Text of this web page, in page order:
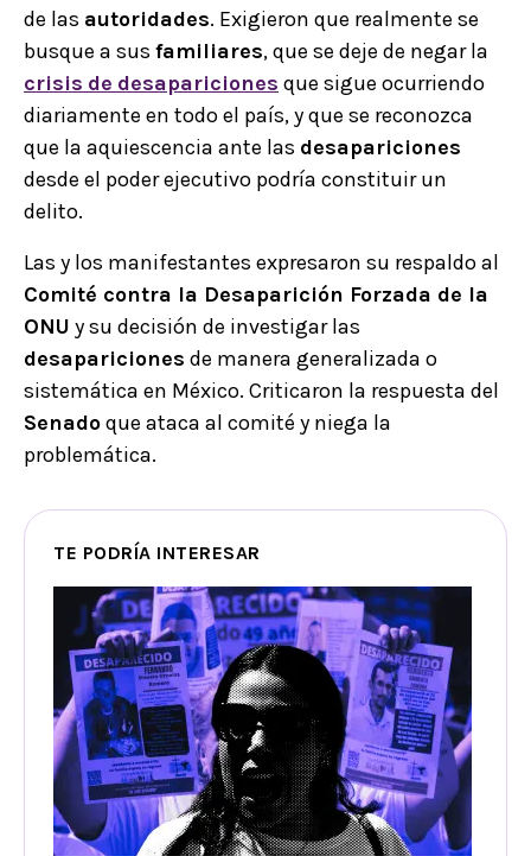
de las autoridades. Exigieron que realmente se
busque a sus familiares, que se deje de negar la
crisis de desapariciones que sigue ocurriendo
diariamente en todo el país, y que se reconozca
que la aquiescencia ante las desapariciones
desde el poder ejecutivo podría constituir un
delito.
Las y los manifestantes expresaron su respaldo al
Comité contra la Desaparición Forzada de la
ONU y su decisión de investigar las
desapariciones de manera generalizada o
sistemática en México. Criticaron la respuesta del
Senadoque ataca al comité y niega la
problemática.
TE PODRÍA INTERESAR